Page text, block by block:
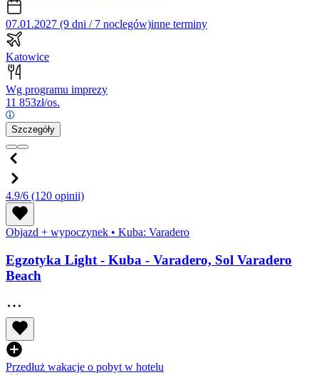
07.01.2027 (9 dni / 7 noclegów)inne terminy
Katowice
Wg programu imprezy
11 853zł/os.
Szczegóły
4.9/6 (120 opinii)
Objazd + wypoczynek • Kuba: Varadero
Egzotyka Light - Kuba - Varadero, Sol Varadero
Beach
Przedłuż wakacje o pobyt w hotelu